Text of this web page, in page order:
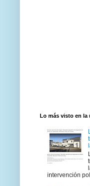
Lo más visto en la
intervención